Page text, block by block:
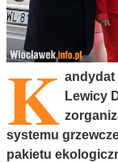
K andydat
Lewicy
systemu
pakietu